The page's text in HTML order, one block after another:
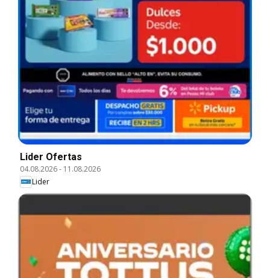
Lider Ofertas
04.08.2026- 11.08.2026
Lider